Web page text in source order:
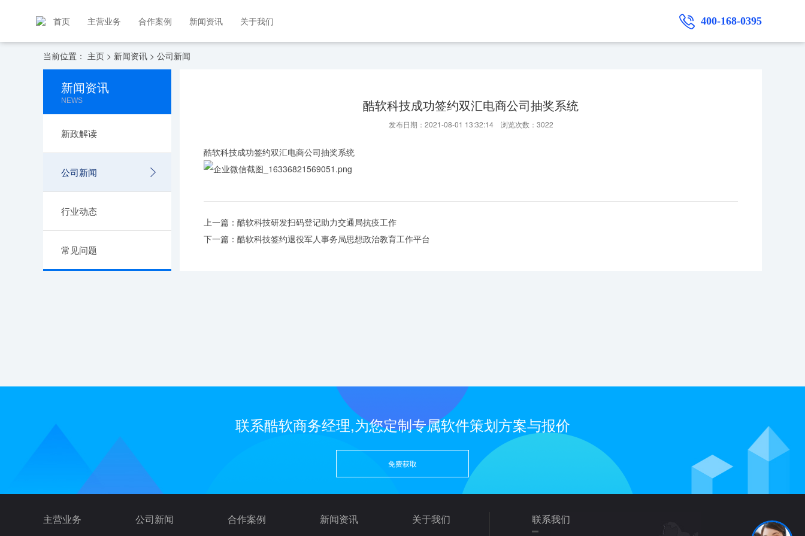
400-168-0395
首页 主营业务 合作案例 新闻资讯 关于我们
当前位置： 主页 > 新闻资讯 > 公司新闻
新闻资讯
NEWS
新政解读
公司新闻
行业动态
常见问题
酷软科技成功签约双汇电商公司抽奖系统
发布日期：2021-08-01 13:32:14 浏览次数： 3022
酷软科技成功签约双汇电商公司抽奖系统
上一篇：酷软科技研发扫码登记助力交通局抗疫工作
下一篇：酷软科技签约退役军人事务局思想政治教育工作平台
联系酷软商务经理,为您定制专属软件策划方案与报价
免费获取
主营业务 公司新闻 合作案例 新闻资讯 关于我们 联系我们